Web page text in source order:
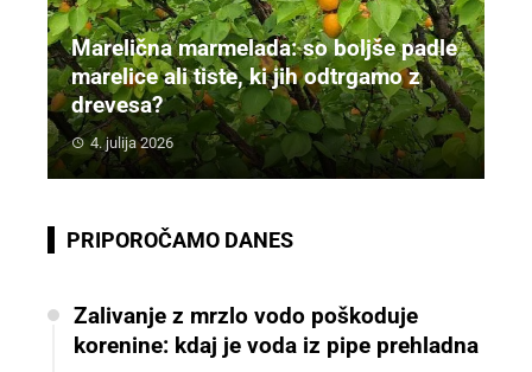
Marelična marmelada: so boljše padle
marelice ali tiste, ki jih odtrgamo z
drevesa?
4. julija 2026
PRIPOROČAMO DANES
Zalivanje z mrzlo vodo poškoduje
korenine: kdaj je voda iz pipe prehladna